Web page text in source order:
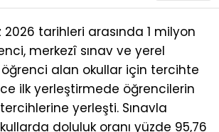
tarihleri arasında 1 milyon
merkezî sınav ve yerel
alan okullar için tercihte
ilk yerleştirmede öğrencilerin
tercihlerine yerleşti. Sınavla
doluluk oranı yüzde 95,76